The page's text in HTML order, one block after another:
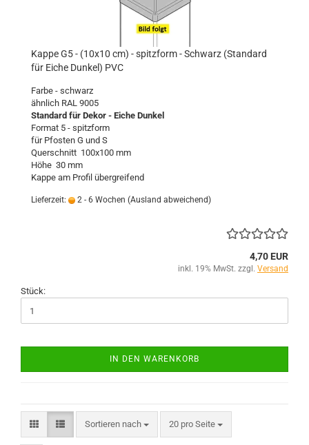
Kappe G5 - (10x10 cm) - spitzform - Schwarz (Standard
für Eiche Dunkel) PVC
Farbe - schwarz
ähnlich RAL 9005
Standard für Dekor - Eiche Dunkel
Format 5 - spitzform
für Pfosten G und S
Querschnitt 100x100 mm
Höhe 30 mm
Kappe am Profil übergreifend
Lieferzeit: 2 - 6 Wochen (Ausland abweichend)
4,70 EUR
inkl. 19% MwSt. zzgl. Versand
Stück:
IN DEN WARENKORB
Sortieren nach
Sortieren nach 20 pro Seite
pro Seite